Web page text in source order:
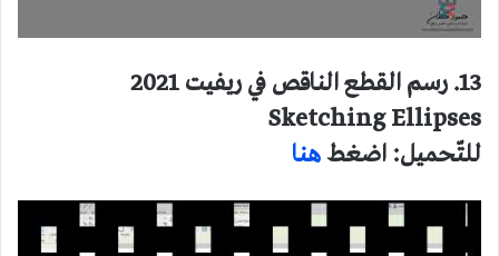
13. رسم القطع الناقص في ريفيت 2021
Sketching Ellipses
للتّحميل: اضغطهنا